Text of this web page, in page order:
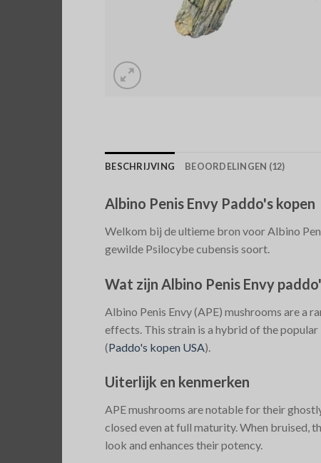
BESCHRIJVING BEOORDELINGEN (12)
Albino Penis Envy Paddo's kopen
Welkom bij de ultieme bron voor Albino
gewilde Psilocybe cubensis soort.
Wat zijn Albino Penis Envy
Albino Penis Envy (APE) mushrooms are a
effects. This strain is a hybrid of the
(Paddo's kopen USA)
Uiterlijk en kenmerken
APE mushrooms are notable for their
closed even at full maturity. When bruised,
look and enhances their potency.